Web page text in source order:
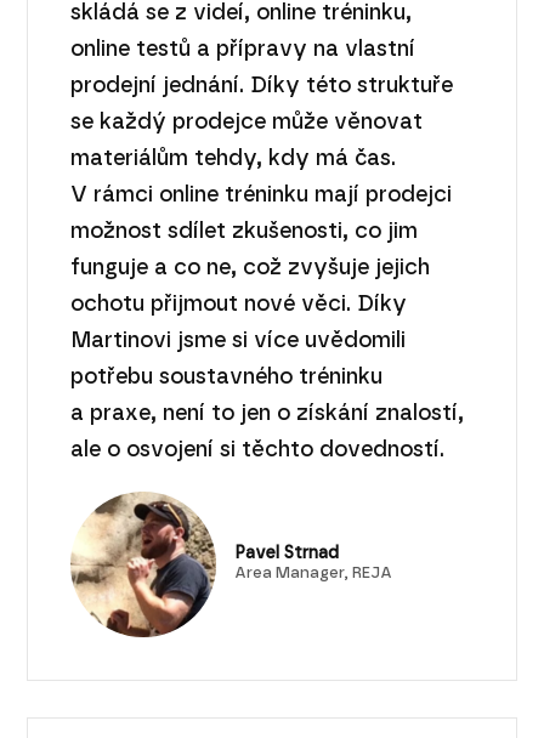
skládá se z videí, online tréninku,
online testů a přípravy na vlastní
prodejní jednání. Díky této struktuře
se každý prodejce může věnovat
materiálům tehdy, kdy má čas.
V rámci online tréninku mají prodejci
možnost sdílet zkušenosti, co jim
funguje a co ne, což zvyšuje jejich
ochotu přijmout nové věci. Díky
Martinovi jsme si více uvědomili
potřebu soustavného tréninku
a praxe, není to jen o získání znalostí,
ale o osvojení si těchto dovedností.
Pavel Strnad
Area Manager, REJA